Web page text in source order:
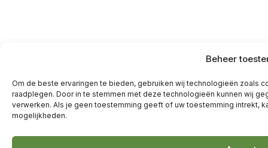
Beheer
Om de beste ervaringen te bieden, gebruiken wij technologieën zoals
raadplegen. Door in te stemmen met deze technologieën kunnen wij
verwerken. Als je geen toestemming geeft of uw toestemming intrekt,
mogelijkheden.